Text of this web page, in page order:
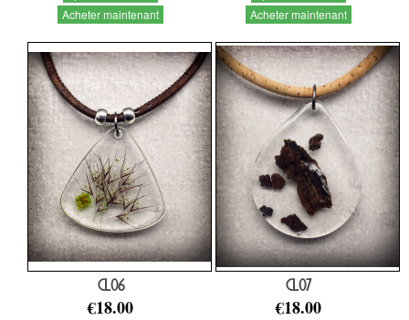
Acheter maintenant
Acheter maintenant
CL06
€18.00
CL07
€18.00